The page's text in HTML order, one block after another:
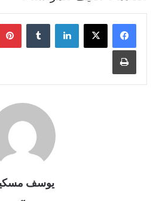
لينكدإن
طباعة
يوسف